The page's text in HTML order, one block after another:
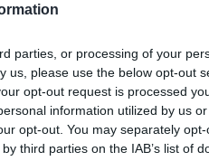
parties, or processing of your
us, please use the below opt-out
opt-out request is processed
information utilized by us
opt-out. You may separately
third parties on the IAB’s list of
6komment
pásztor lajos